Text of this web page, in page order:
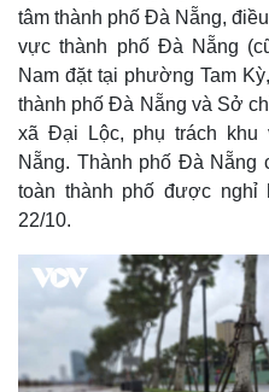
tâm thành phố Đà Nẵng,
vực thành phố Đà Nẵng
Nam đặt tại phường Tam
thành phố Đà Nẵng và Sở
xã Đại Lộc, phụ trách
Nẵng. Thành phố Đà Nẵng
toàn thành phố được
22/10.